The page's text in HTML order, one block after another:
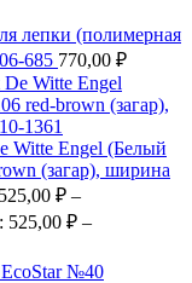
лепки (полимерная
685 770,00 ₽
Witte Engel (Белый
(загар), ширина
525,00 ₽ –
525,00 ₽ –
№40